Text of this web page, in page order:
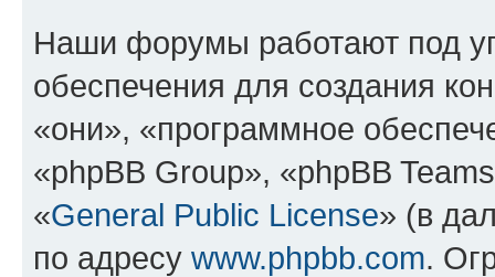
Наши форумы работают под
обеспечения для создания
«они», «программное
«phpBB Group», «phpBB
«General Public License» (в
по адресу www.phpbb.com.